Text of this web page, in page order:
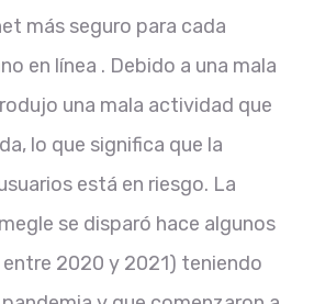
más seguro para cada
en línea . Debido a una mala
una mala actividad que
lo que significa que la
está en riesgo. La
se disparó hace algunos
2020 y 2021) teniendo